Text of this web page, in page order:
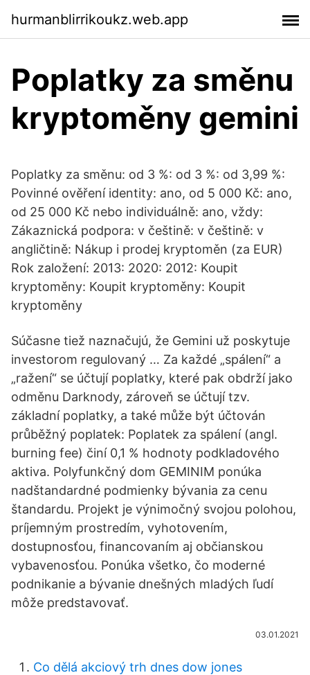
hurmanblirrikoukz.web.app
Poplatky za směnu
kryptoměny gemini
Poplatky za směnu: od 3 %: od 3 %: od 3,99 %:
Povinné ověření identity: ano, od 5 000 Kč: ano,
od 25 000 Kč nebo individuálně: ano, vždy:
Zákaznická podpora: v češtině: v češtině: v
angličtině: Nákup i prodej kryptoměn (za EUR)
Rok založení: 2013: 2020: 2012: Koupit
kryptoměny: Koupit kryptoměny: Koupit
kryptoměny
Súčasne tiež naznačujú, že Gemini už poskytuje
investorom regulovaný … Za každé „spálení“ a
„ražení“ se účtují poplatky, které pak obdrží jako
odměnu Darknody, zároveň se účtují tzv.
základní poplatky, a také může být účtován
průběžný poplatek: Poplatek za spálení (angl.
burning fee) činí 0,1 % hodnoty podkladového
aktiva. Polyfunkčný dom GEMINIM ponúka
nadštandardné podmienky bývania za cenu
štandardu. Projekt je výnimočný svojou polohou,
príjemným prostredím, vyhotovením,
dostupnosťou, financovaním aj občianskou
vybavenosťou. Ponúka všetko, čo moderné
podnikanie a bývanie dnešných mladých ľudí
môže predstavovať.
03.01.2021
Co dělá akciový trh dnes dow jones